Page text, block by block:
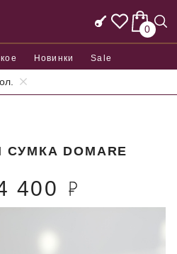
0
Новинки Sale
Женские маленькие сумки
DOMARE
400